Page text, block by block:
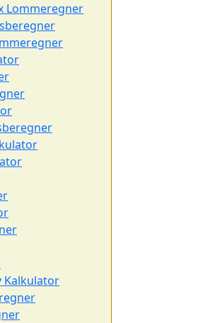
Lommeregner
Kalkulator